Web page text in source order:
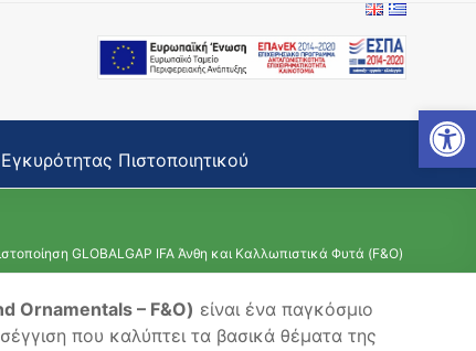
Open toolbar
Πιστοποιητικού
GLOBALGAP IFA Άνθη και Καλλωπιστικά Φυτά (F&O)
Ornamentals – F&O) είναι ένα παγκόσμιο
που καλύπτει τα βασικά θέματα της